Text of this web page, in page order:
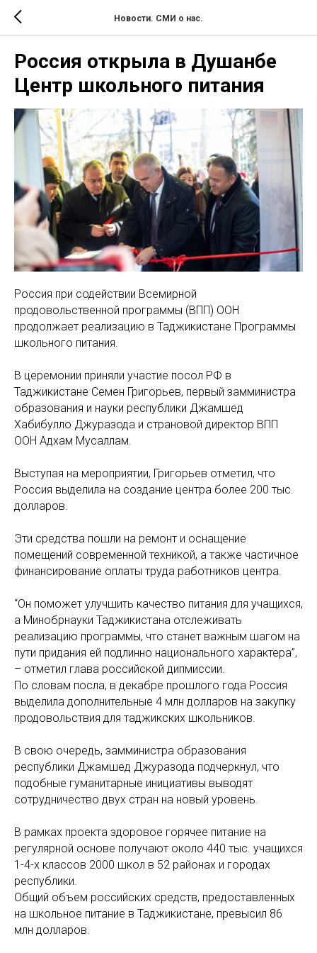
Новости. СМИ о нас.
Россия открыла в Душанбе
Центр школьного питания
Россия при содействии Всемирной
продовольственной программы (ВПП) ООН
продолжает реализацию в Таджикистане Программы
школьного питания.
В церемонии приняли участие посол РФ в
Таджикистане Семен Григорьев, первый замминистра
образования и науки республики Джамшед
Хабибулло Джуразода и страновой директор ВПП
ООН Адхам Мусаллам.
Выступая на мероприятии, Григорьев отметил, что
Россия выделила на создание центра более 200 тыс.
долларов.
Эти средства пошли на ремонт и оснащение
помещений современной техникой, а также частичное
финансирование оплаты труда работников центра.
“Он поможет улучшить качество питания для учащихся,
а Минобрнауки Таджикистана отслеживать
реализацию программы, что станет важным шагом на
пути придания ей подлинно национального характера”,
– отметил глава российской дипмиссии.
По словам посла, в декабре прошлого года Россия
выделила дополнительные 4 млн долларов на закупку
продовольствия для таджикских школьников.
В свою очередь, замминистра образования
республики Джамшед Джуразода подчеркнул, что
подобные гуманитарные инициативы выводят
сотрудничество двух стран на новый уровень.
В рамках проекта здоровое горячее питание на
регулярной основе получают около 440 тыс. учащихся
1-4-х классов 2000 школ в 52 районах и городах
республики.
Общий объем российских средств, предоставленных
на школьное питание в Таджикистане, превысил 86
млн долларов.